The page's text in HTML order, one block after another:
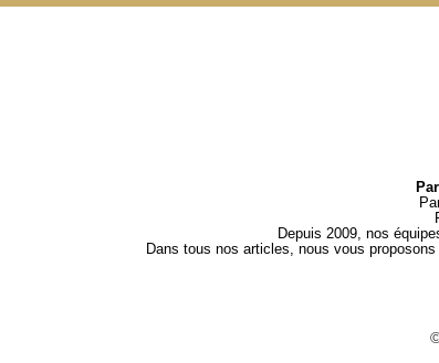
Depuis 2009, nos
Dans tous nos articles, nous vous